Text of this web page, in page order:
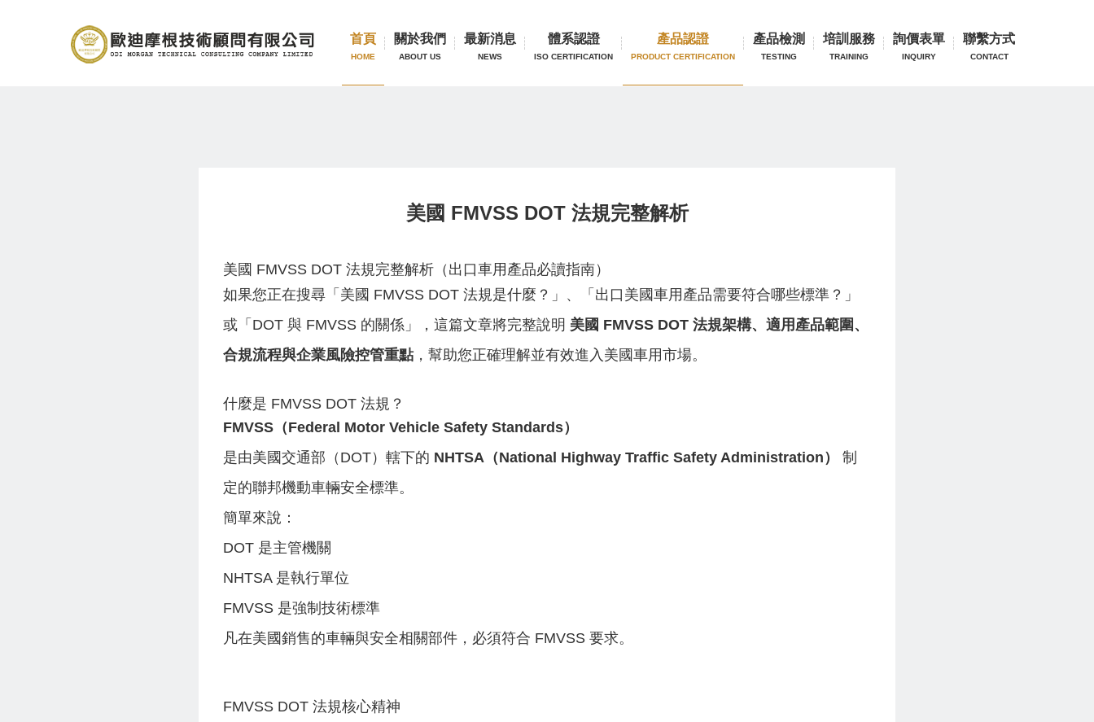
首頁
HOME
關於我們
ABOUT US
最新消息
NEWS
體系認證
ISO CERTIFICATION
產品認證
PRODUCT CERTIFICATION
產品檢測
TESTING
培訓服務
TRAINING
詢價表單
INQUIRY
聯繫方式
CONTACT
美國 FMVSS DOT 法規完整解析
美國 FMVSS DOT 法規完整解析（出口車用產品必讀指南）
如果您正在搜尋「美國 FMVSS DOT 法規是什麼？」、「出口美國車用產品需要符合哪些標準？」
或「DOT 與 FMVSS 的關係」，這篇文章將完整說明 美國 FMVSS DOT 法規架構、適用產品範圍、
合規流程與企業風險控管重點，幫助您正確理解並有效進入美國車用市場。
什麼是 FMVSS DOT 法規？
FMVSS（Federal Motor Vehicle Safety Standards）
是由美國交通部（DOT）轄下的 NHTSA（National Highway Traffic Safety Administration）
制
定的聯邦機動車輛安全標準。
簡單來說：
DOT 是主管機關
NHTSA 是執行單位
FMVSS 是強制技術標準
凡在美國銷售的車輛與安全相關部件，必須符合 FMVSS 要求。
FMVSS DOT 法規核心精神